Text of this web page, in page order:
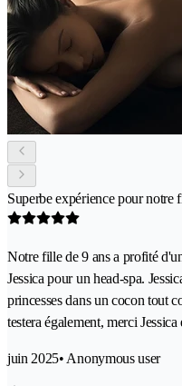
Superbe expérience pour notre
Notre fille de 9 ans a profité
Jessica pour un head-spa.
princesses dans un cocon tout
testera également, merci
juin 2025• Anonymous user